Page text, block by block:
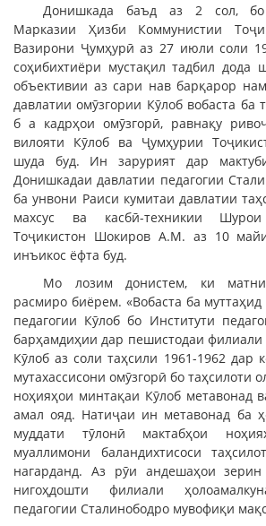
Донишкада баъд аз 2 сол,
Марказии Ҳизби Коммунистии
Вазирони Ҷумҳурӣ аз 27 июли соли
соҳибихтиёри мустақил тадбил дода
объективии аз сари нав барқарор
давлатии омӯзгории Кӯлоб вобаста ба
б а кадрҳои омӯзгорӣ, равнақу
вилояти Кӯлоб ва Ҷумҳурии
шуда буд. Ин зарурият дар
Донишкадаи давлатии педагогии
ба унвони Раиси кумитаи давлатии
махсус ва касбӣ-техникии
Тоҷикистон Шокиров А.М. аз 10
инъикос ёфта буд.
Мо лозим донистем, ки
расмиро биёрем. «Вобаста ба
педагогии Кӯлоб бо Институти
барҳамдиҳии дар пешистодаи филиали
Кӯлоб аз соли таҳсили 1961-1962 дар
мутахассисони омӯзгорӣ бо таҳсилоти
ноҳияҳои минтақаи Кӯлоб метавонад
амал ояд. Натиҷаи ин метавонад ба
муддати тӯлонӣ мактабҳои
муаллимони баландихтисоси
нагарданд. Аз рӯи андешаҳои
нигоҳдошти филиали
педагогии Сталинободро мувофиқи